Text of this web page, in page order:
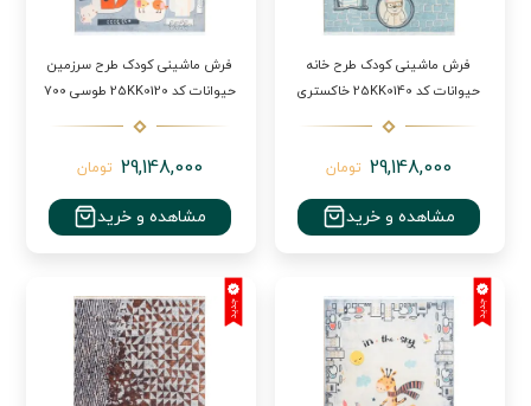
فرش ماشینی کودک طرح خانه
حیوانات کد 25KK0140 خاکستری
29,148,000 تومان
مشاهده و خرید
فرش ماشینی کودک طرح سرزمین
حیوانات کد 25KK0120 طوسی 700
شانه
29,148,000 تومان
مشاهده و خرید